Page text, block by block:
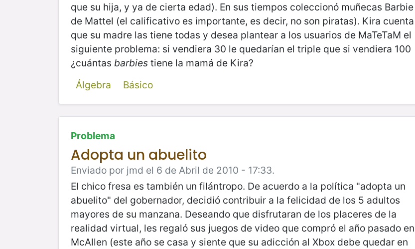
que su hija, y ya de cierta edad). En sus tiempos coleccionó muñecas Barbie
de Mattel (el calificativo es importante, es decir, no son piratas). Kira cuenta
que su madre las tiene todas y desea plantear a los usuarios de MaTeTaM el
siguiente problema: si vendiera 30 le quedarían el triple que si vendiera 100
¿cuántas barbies tiene la mamá de Kira?
Álgebra
Básico
Problema
Adopta un abuelito
Enviado por jmd el 6 de Abril de 2010 - 17:33.
El chico fresa es también un filántropo. De acuerdo a la política "adopta un
abuelito" del gobernador, decidió contribuir a la felicidad de los 5 adultos
mayores de su manzana. Deseando que disfrutaran de los placeres de la
realidad virtual, les regaló sus juegos de video que compró el año pasado en
McAllen (este año se casa y siente que su adicción al Xbox debe quedar en